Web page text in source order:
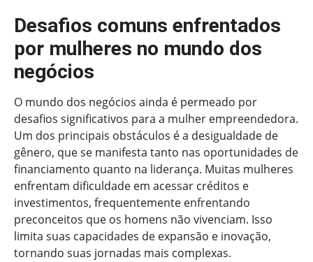
Desafios comuns enfrentados
por mulheres no mundo dos
negócios
O mundo dos negócios ainda é permeado por
desafios significativos para a mulher empreendedora.
Um dos principais obstáculos é a desigualdade de
gênero, que se manifesta tanto nas oportunidades de
financiamento quanto na liderança. Muitas mulheres
enfrentam dificuldade em acessar créditos e
investimentos, frequentemente enfrentando
preconceitos que os homens não vivenciam. Isso
limita suas capacidades de expansão e inovação,
tornando suas jornadas mais complexas.